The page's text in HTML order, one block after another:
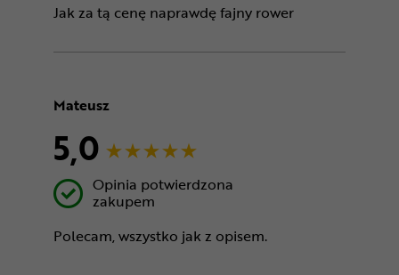
Jak za tą cenę naprawdę fajny rower
Mateusz
5,0
Opinia potwierdzona
zakupem
Polecam, wszystko jak z opisem.